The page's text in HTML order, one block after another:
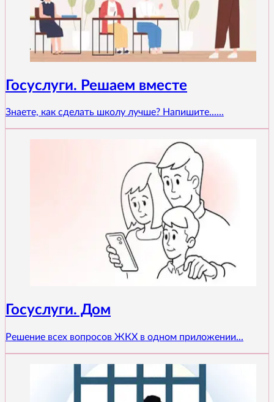
Госуслуги. Решаем вместе
Знаете, как сделать школу лучше? Напишите......
Госуслуги. Дом
Решение всех вопросов ЖКХ в одном приложении...